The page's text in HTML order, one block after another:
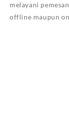
melayani
offline maupun